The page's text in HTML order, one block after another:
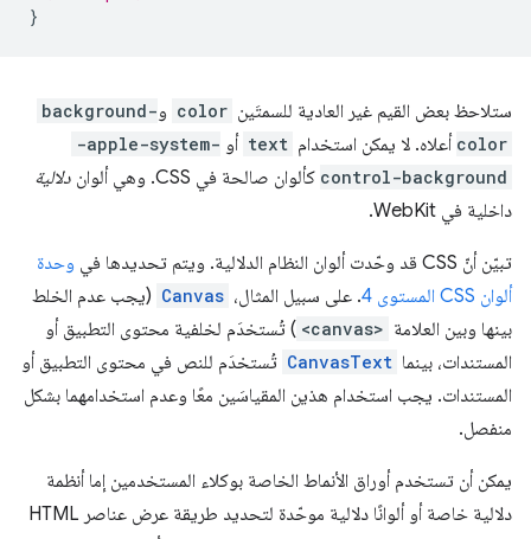
}
ستلاحظ بعض القيم غير العادية للسمتَين color وbackground-
color أعلاه. لا يمكن استخدام text أو -apple-system-
control-background كألوان صالحة في CSS. وهي ألوان
دلالية
داخلية في WebKit.
تبيّن أنّ CSS قد وحّدت ألوان النظام الدلالية. ويتم تحديدها في
وحدة
ألوان CSS المستوى 4
. على سبيل المثال، Canvas (يجب عدم الخلط
بينها وبين العلامة <canvas> ) تُستخدَم لخلفية محتوى التطبيق أو
المستندات، بينما CanvasText تُستخدَم للنص في محتوى التطبيق أو
المستندات. يجب استخدام هذين المقياسَين معًا وعدم استخدامهما بشكل
منفصل.
يمكن أن تستخدم أوراق الأنماط الخاصة بوكلاء المستخدمين إما أنظمة
دلالية خاصة أو ألوانًا دلالية موحّدة لتحديد طريقة عرض عناصر HTML